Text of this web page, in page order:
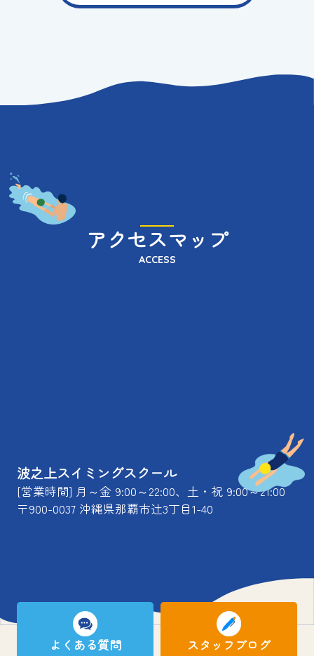
アクセスマップ
ACCESS
波之上スイミングスクール
[営業時間] 月～金 9:00～22:00、土・祝 9:00～21:00
〒900-0037 沖縄県那覇市辻3丁目1-40
よくある質問 スタッフブログ